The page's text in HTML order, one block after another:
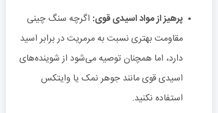
پرهیز از مواد اسیدی قوی: اگرچه سنگ چینی
مقاومت بهتری نسبت به مرمریت در برابر اسید
دارد، اما همچنان توصیه می‌شود از شوینده‌های
اسیدی قوی مانند جوهر نمک یا وایتکس
استفاده نکنید.